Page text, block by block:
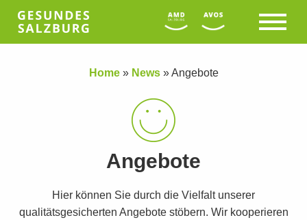
Home» News»Angebote
Angebote
Hier können Sie durch die Vielfalt unserer
qualitätsgesicherten Angebote stöbern. Wir kooperieren